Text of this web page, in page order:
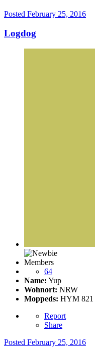
Posted February 25, 2016
Logdog
Members
64
Name: Yup
Wohnort: NRW
Moppeds: HYM 821
Report
Share
Posted February 25, 2016